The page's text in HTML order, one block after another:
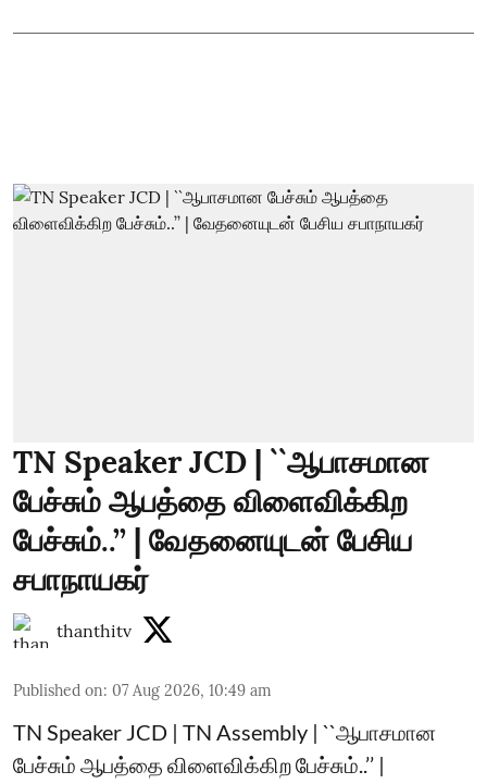
TN Speaker JCD | ``ஆபாசமான
பேச்சும் ஆபத்தை விளைவிக்கிற
பேச்சும்..’’ | வேதனையுடன் பேசிய
சபாநாயகர்
thanthitv
Published on: 07 Aug 2026, 10:49 am
TN Speaker JCD | TN Assembly | ``ஆபாசமான
பேச்சும் ஆபத்தை விளைவிக்கிற பேச்சும்..’’ |